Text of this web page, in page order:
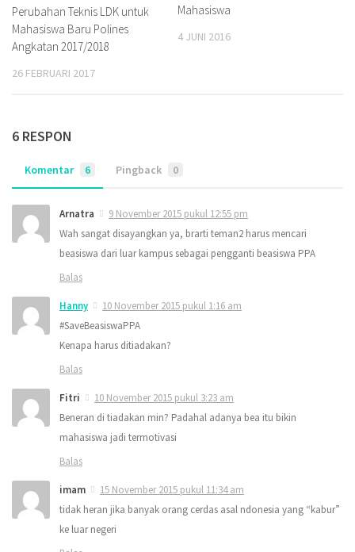
Perubahan Teknis LDK untuk
Mahasiswa Baru Polines
Angkatan 2017/2018
26 FEBRUARI 2017
Mahasiswa
4 JUNI 2016
6 RESPON
Komentar 6 Pingback 0
Arnatra
9 November 2015 pukul 12:55 pm
Wah sangat disayangkan ya, brarti teman2 harus mencari
beasiswa dari luar kampus sebagai pengganti beasiswa PPA
Balas
Hanny
10 November 2015 pukul 1:16 am
#SaveBeasiswaPPA
Kenapa harus ditiadakan?
Balas
Fitri
10 November 2015 pukul 3:23 am
Beneran di tiadakan min? Padahal adanya bea itu bikin
mahasiswa jadi termotivasi
Balas
imam
15 November 2015 pukul 11:34 am
tidak heran jika banyak orang cerdas asal ndonesia yang “kabur”
ke luar negeri